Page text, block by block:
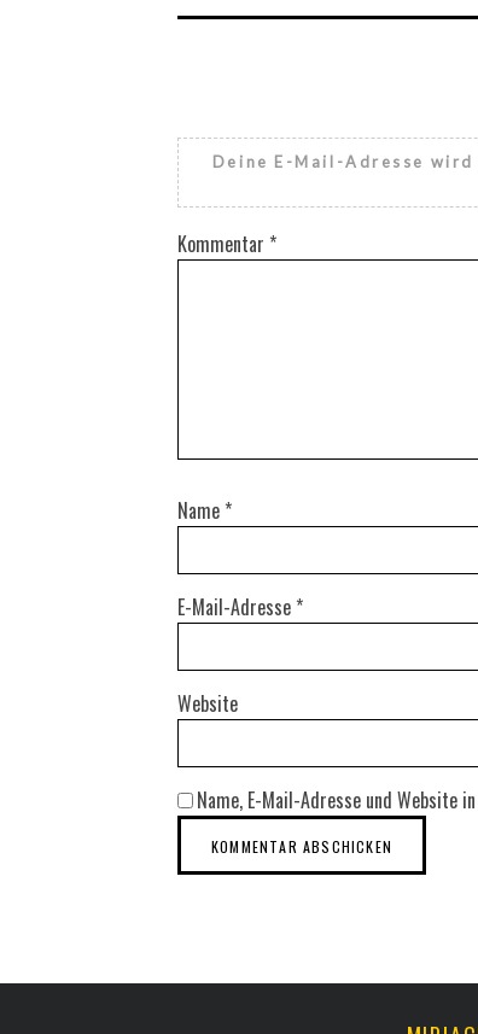
Deine E-Mail-Adresse
Kommentar *
Name *
E-Mail-Adresse *
Website
Name, E-Mail-Adresse und Website